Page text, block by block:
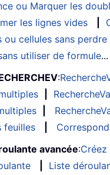
ou Marquer les
les lignes vides
ou cellules sans
utiliser de formule...
:
feuilles
avancée:
Liste